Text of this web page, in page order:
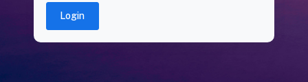
Login